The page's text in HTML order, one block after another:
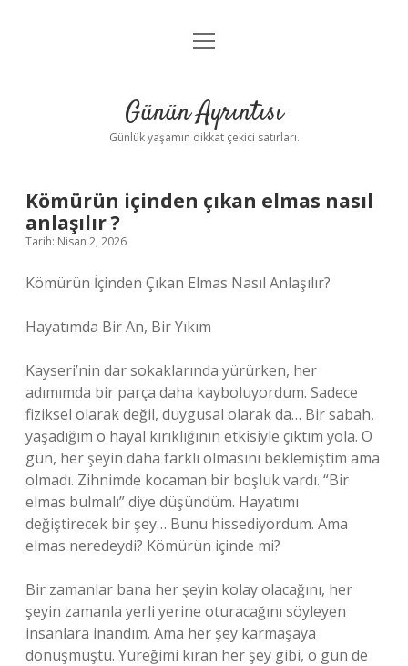
Anasayfa
Yasal Uyarı
menüyü
Günün Ayrıntısı
Günlük yaşamın dikkat çekici satırları.
Kömürün içinden çıkan elmas nasıl
anlaşılır ?
Tarih: Nisan 2, 2026
Kömürün İçinden Çıkan Elmas Nasıl Anlaşılır?
Hayatımda Bir An, Bir Yıkım
Kayseri’nin dar sokaklarında yürürken, her
adımımda bir parça daha kayboluyordum. Sadece
fiziksel olarak değil, duygusal olarak da… Bir sabah,
yaşadığım o hayal kırıklığının etkisiyle çıktım yola. O
gün, her şeyin daha farklı olmasını beklemiştim ama
olmadı. Zihnimde kocaman bir boşluk vardı. “Bir
elmas bulmalı” diye düşündüm. Hayatımı
değiştirecek bir şey… Bunu hissediyordum. Ama
elmas neredeydi? Kömürün içinde mi?
Bir zamanlar bana her şeyin kolay olacağını, her
şeyin zamanla yerli yerine oturacağını söyleyen
insanlara inandım. Ama her şey karmaşaya
dönüşmüştü. Yüreğimi kıran her şey gibi, o gün de